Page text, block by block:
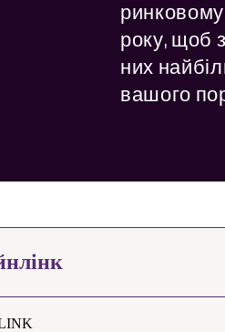
року, щоб
них
вашого